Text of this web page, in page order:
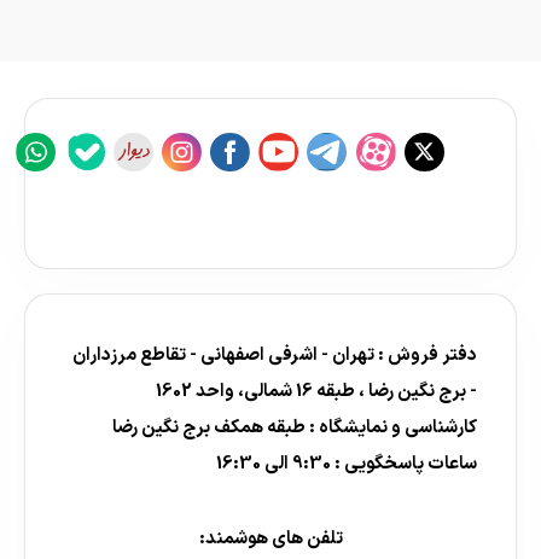
دفتر فروش : تهران - اشرفی اصفهانی - تقاطع مرزداران
- برج نگین رضا ، طبقه 16 شمالی، واحد 1602
کارشناسی و نمایشگاه : طبقه همکف برج نگین رضا
ساعات پاسخگویی : 9:30 الی 16:30
تلفن های هوشمند: